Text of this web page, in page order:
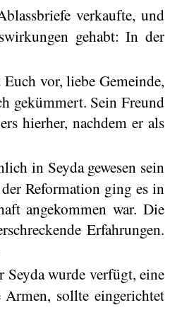
verkaufte, und
gehabt: In der
vor, liebe Gemeinde,
gekümmert. Sein Freund
hierher, nachdem er als
in Seyda gewesen sein
Reformation ging es in
angekommen war. Die
Erfahrungen.
Seyda wurde verfügt, eine
sollte eingerichtet